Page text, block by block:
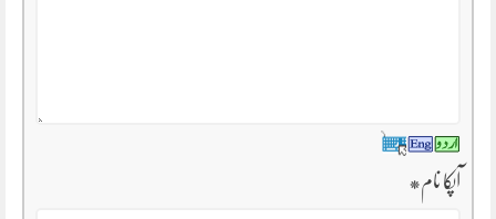
آپکا نام*